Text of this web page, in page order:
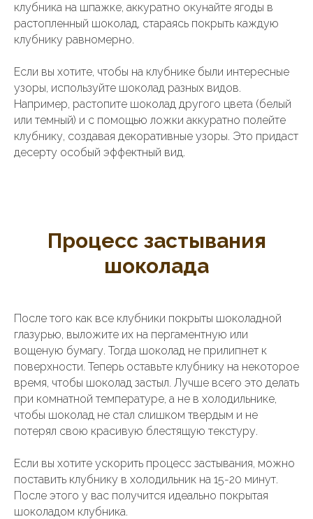
клубника на шпажке, аккуратно окунайте ягоды в
растопленный шоколад, стараясь покрыть каждую
клубнику равномерно.
Если вы хотите, чтобы на клубнике были интересные
узоры, используйте шоколад разных видов.
Например, растопите шоколад другого цвета (белый
или темный) и с помощью ложки аккуратно полейте
клубнику, создавая декоративные узоры. Это придаст
десерту особый эффектный вид.
Процесс застывания
шоколада
После того как все клубники покрыты шоколадной
глазурью, выложите их на пергаментную или
вощеную бумагу. Тогда шоколад не прилипнет к
поверхности. Теперь оставьте клубнику на некоторое
время, чтобы шоколад застыл. Лучше всего это делать
при комнатной температуре, а не в холодильнике,
чтобы шоколад не стал слишком твердым и не
потерял свою красивую блестящую текстуру.
Если вы хотите ускорить процесс застывания, можно
поставить клубнику в холодильник на 15-20 минут.
После этого у вас получится идеально покрытая
шоколадом клубника.